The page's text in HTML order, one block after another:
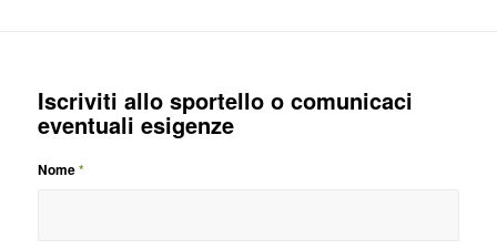
Iscriviti allo sportello o comunicaci
eventuali esigenze
Nome*